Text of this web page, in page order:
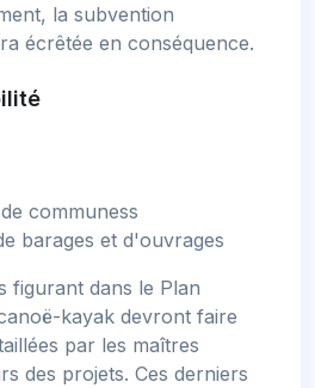
la subvention
écrêtée en conséquence.
communess
barages et d'ouvrages
figurant dans le Plan
kayak devront faire
par les maîtres
des projets. Ces derniers